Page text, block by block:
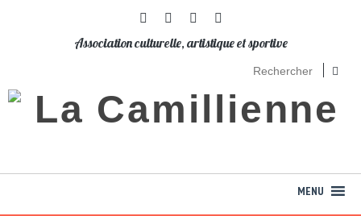
Association culturelle, artistique et sportive